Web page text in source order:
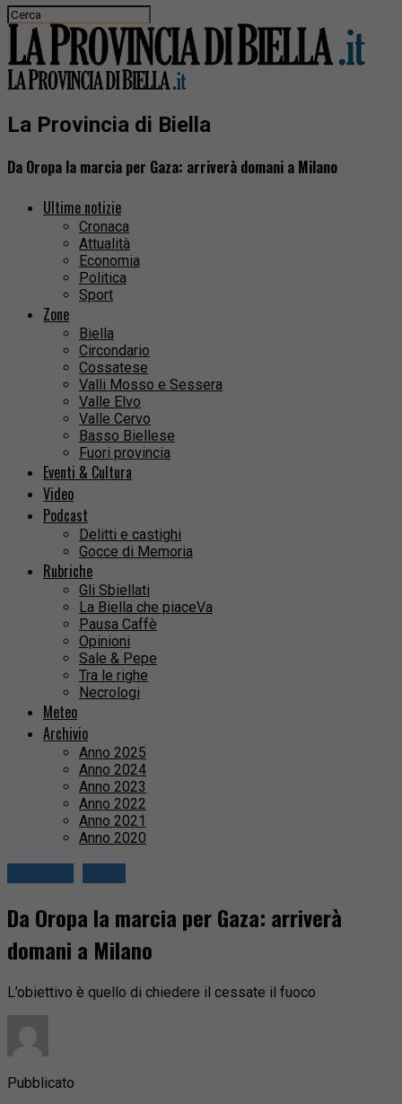
La Provincia di Biella
Da Oropa la marcia per Gaza: arriverà domani a Milano
Ultime notizie
Cronaca
Attualità
Economia
Politica
Sport
Zone
Biella
Circondario
Cossatese
Valli Mosso e Sessera
Valle Elvo
Valle Cervo
Basso Biellese
Fuori provincia
Eventi & Cultura
Video
Podcast
Delitti e castighi
Gocce di Memoria
Rubriche
Gli Sbiellati
La Biella che piaceVa
Pausa Caffè
Opinioni
Sale & Pepe
Tra le righe
Necrologi
Meteo
Archivio
Anno 2025
Anno 2024
Anno 2023
Anno 2022
Anno 2021
Anno 2020
Da Oropa la marcia per Gaza: arriverà
domani a Milano
L’obiettivo è quello di chiedere il cessate il fuoco
Pubblicato